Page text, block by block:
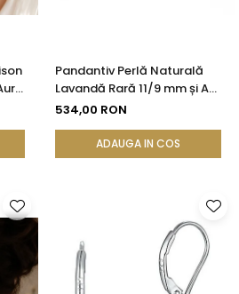
Pandantiv Perlă Naturală
Lavandă Rară 11/9 mm și Aur
Galben 14K (aur 585) |
534,00 RON
ADAUGA IN COS